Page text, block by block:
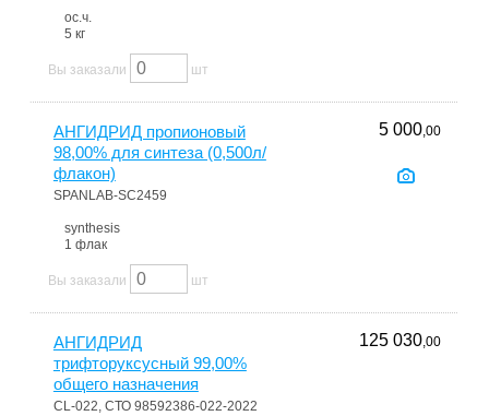
ос.ч.
5 кг
Вы заказали шт
АНГИДРИД пропионовый
98,00% для синтеза (0,500л/
флакон)
SPANLAB-SC2459
synthesis
1 флак
5 000,00
Вы заказали шт
АНГИДРИД
трифторуксусный 99,00%
общего назначения
CL-022, СТО 98592386-022-2022
125 030,00